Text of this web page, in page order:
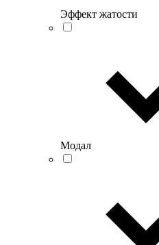
Эффект жатости
Модал